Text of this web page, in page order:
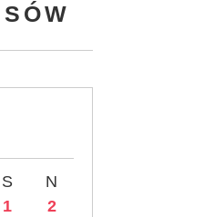
S
N
1
2